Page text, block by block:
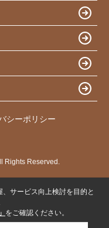
シーポリシー
Rights Reserved.
サービス向上検討を目的と
をご確認ください。